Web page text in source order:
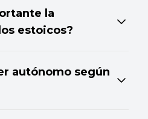
la
estoicos?
autónomo según